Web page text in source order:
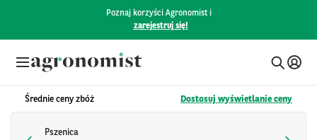
Poznaj korzyści Agronomist i
zarejestruj się!
Średnie ceny zbóż Dostosuj wyświetlanie ceny
Pszenica